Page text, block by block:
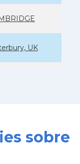
UK
sobre